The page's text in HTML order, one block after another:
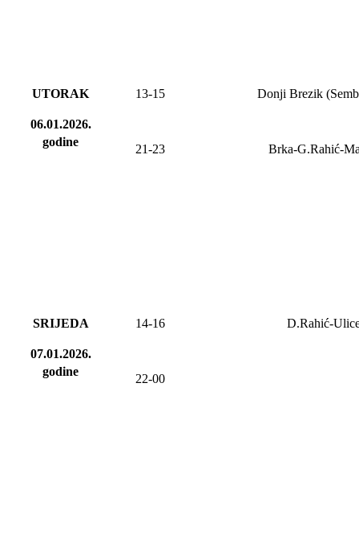
UTORAK
06.01.2026.
godine
13-15 Donji Brezik
21-23 Brka-G.Rahić-
SRIJEDA
07.01.2026.
godine
14-16 D.Rahić-
22-00